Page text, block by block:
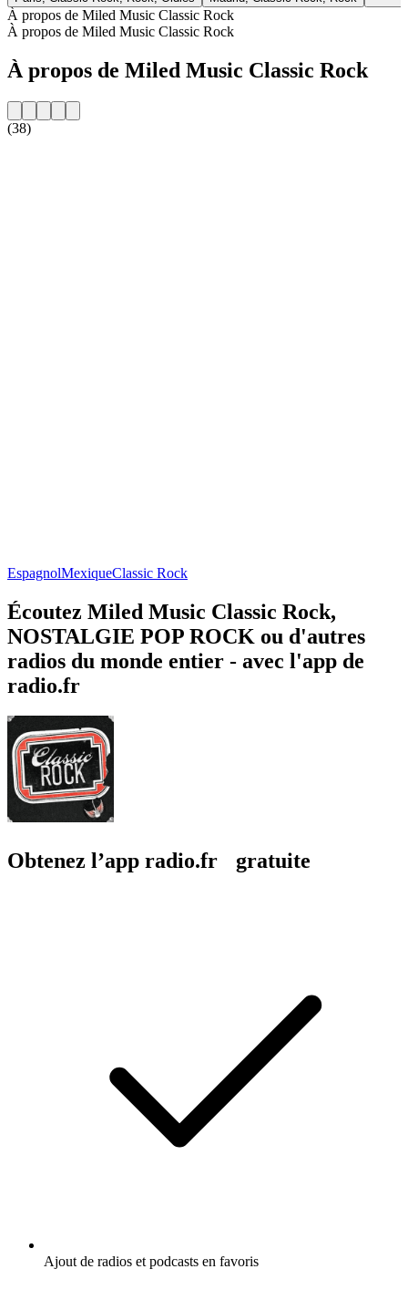
À propos de Miled Music Classic Rock
À propos de Miled Music Classic Rock
À propos de Miled Music Classic Rock
(38)
EspagnolMexiqueClassic Rock
Écoutez Miled Music Classic Rock,
NOSTALGIE POP ROCK ou d'autres
radios du monde entier - avec l'app de
radio.fr
Obtenez l’app radio.fr gratuite
Ajout de radios et podcasts en favoris